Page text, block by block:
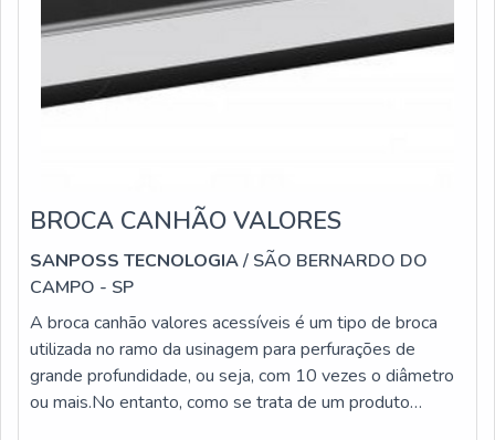
BROCA CANHÃO VALORES
SANPOSS TECNOLOGIA/ SÃO BERNARDO DO
CAMPO - SP
A broca canhão valores acessíveis é um tipo de broca
utilizada no ramo da usinagem para perfurações de
grande profundidade, ou seja, com 10 vezes o diâmetro
ou mais.No entanto, como se trata de um produto